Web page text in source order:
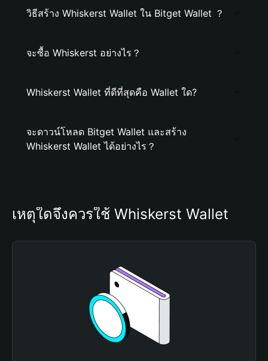
วิธีสร้าง Whiskerst Wallet ใน Bitget Wallet ？
จะซื้อ Whiskerst อย่างไร？
Whiskerst Wallet ที่ดีที่สุดคือ Wallet ใด?
จะดาวน์โหลด Bitget Wallet และสร้าง
Whiskerst Wallet ได้อย่างไร？
เหตุใดจึงควรใช้ Whiskerst Wallet